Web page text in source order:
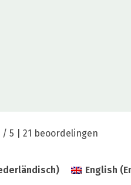
5 | 21 beoordelingen
) English (